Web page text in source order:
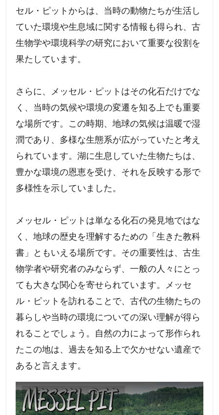
セル・ピットからは、当時の動物たちが生活し
ていた環境や生息域に関する情報も得られ、古
生物学や環境科学の研究において重要な役割を
果たしています。
さらに、メッセル・ピットはその化石だけでな
く、当時の気候や環境の変遷を知る上でも重要
な場所です。この時期、地球の気候は温暖で湿
潤であり、多様な生態系が広がっていたと考え
られています。湖に生息していた生物たちは、
豊かな環境の恩恵を受け、それを反映する形で
多様性を示していました。
メッセル・ピットは単なる化石の発見地ではな
く、地球の歴史を理解するための「生きた教科
書」ともいえる場所です。その重要性は、古生
物学者や研究者のみならず、一般の人々にとっ
ても大きな関心を寄せられています。メッセ
ル・ピットを訪れることで、古代の生物たちの
暮らしや当時の環境についての深い理解が得ら
れることでしょう。自然の力によって形作られ
たこの地は、過去を知る上で欠かせない遺産で
あると言えます。